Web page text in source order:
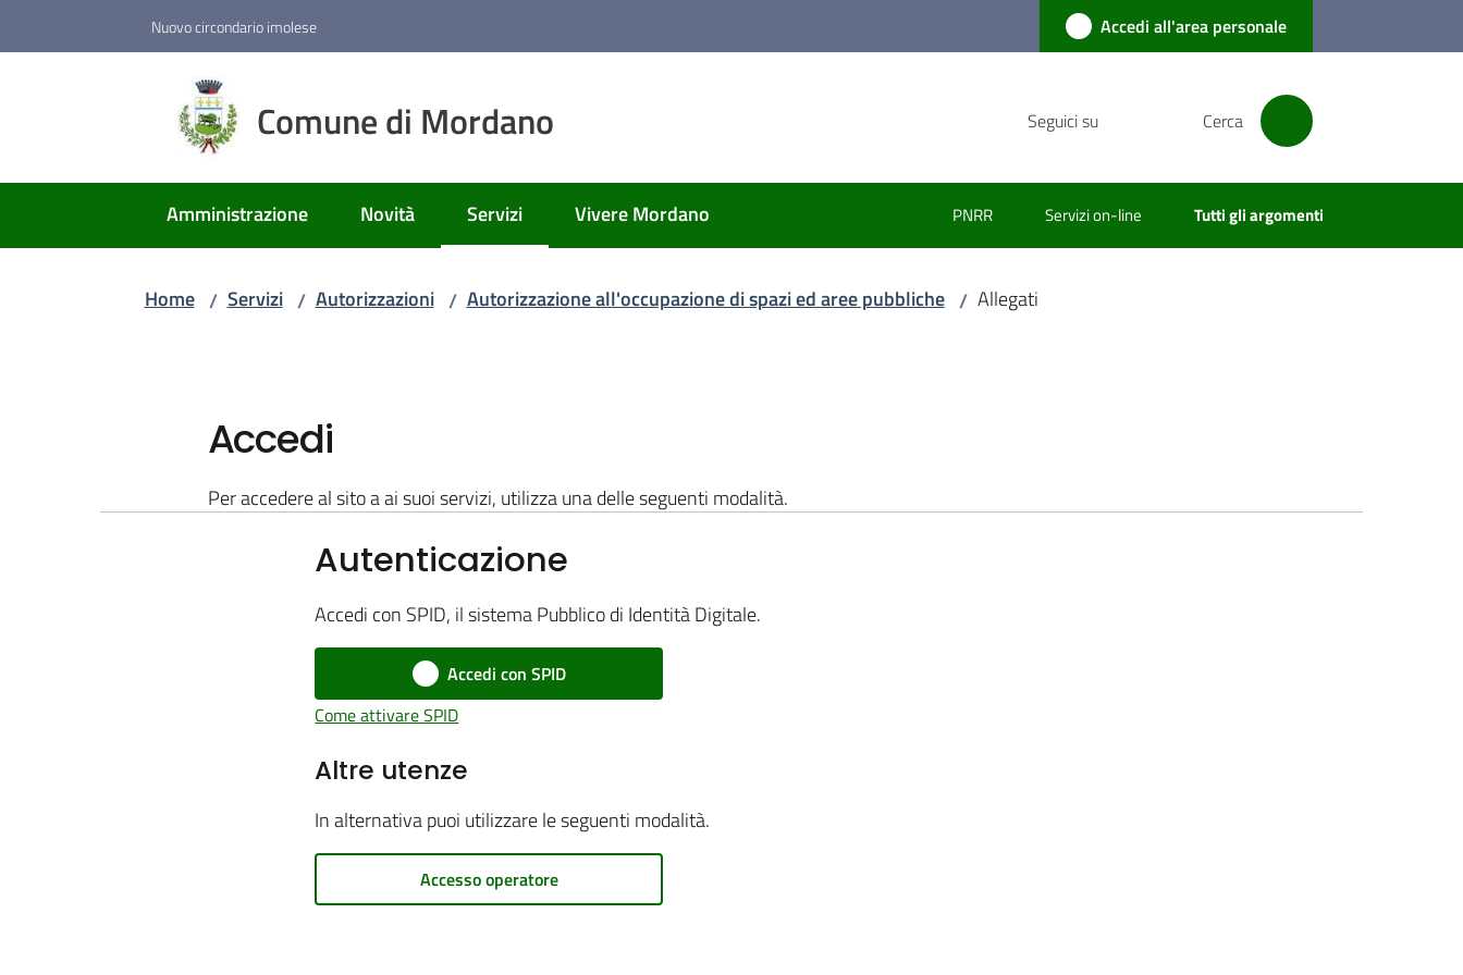
Nuovo circondario imolese Accedi all'area personale
Comune di Mordano Seguici su Cerca
Amministrazione Novità Servizi
Menu selezionatoVivere Mordano PNRR Servizi on-line Tutti gli argomenti
Home / Servizi / Autorizzazioni / Autorizzazione all'occupazione di spazi ed aree pubbliche / Allegati
Accedi
Per accedere al sito a ai suoi servizi, utilizza una delle seguenti modalità.
Autenticazione
Accedi con SPID, il sistema Pubblico di Identità Digitale.
Accedi con SPID
Come attivare SPID
Altre utenze
In alternativa puoi utilizzare le seguenti modalità.
Accesso operatore